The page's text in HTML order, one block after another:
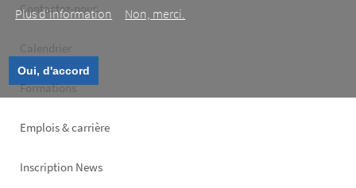
Plus d‘information Non, merci.
Oui, d'accord
Footer
Contactez-nous
Calendrier
Formations
Emplois & carrière
Inscription News